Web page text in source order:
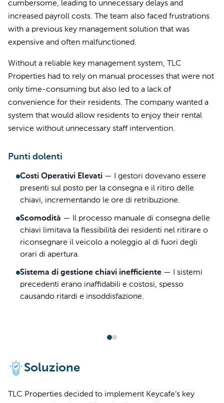
cumbersome, leading to unnecessary delays and
increased payroll costs. The team also faced frustrations
with a previous key management solution that was
expensive and often malfunctioned.
Without a reliable key management system, TLC
Properties had to rely on manual processes that were not
only time-consuming but also led to a lack of
convenience for their residents. The company wanted a
system that would allow residents to enjoy their rental
service without unnecessary staff intervention.
Punti dolenti
Costi Operativi Elevati —
I gestori dovevano essere
presenti sul posto per la consegna e il ritiro delle
chiavi, incrementando le ore di retribuzione.
Scomodità —
Il processo manuale di consegna delle
chiavi limitava la flessibilità dei residenti nel ritirare o
riconsegnare il veicolo a noleggio al di fuori degli
orari di apertura.
Sistema di gestione chiavi inefficiente —
I sistemi
precedenti erano inaffidabili e costosi, spesso
causando ritardi e insoddisfazione.
Soluzione
TLC Properties decided to implement Keycafe’s key